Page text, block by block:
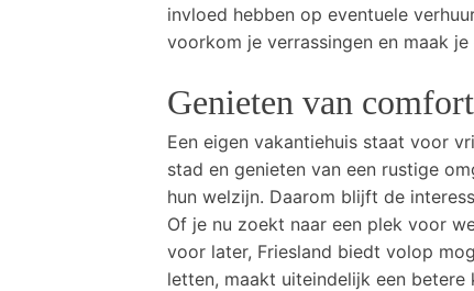
invloed hebben op eventuele
voorkom je verrassingen en maak
Genieten van
Een eigen vakantiehuis staat voor
stad en genieten van een rustige
hun welzijn. Daarom blijft de
Of je nu zoekt naar een plek voor
voor later, Friesland biedt volop
letten, maakt uiteindelijk een betere